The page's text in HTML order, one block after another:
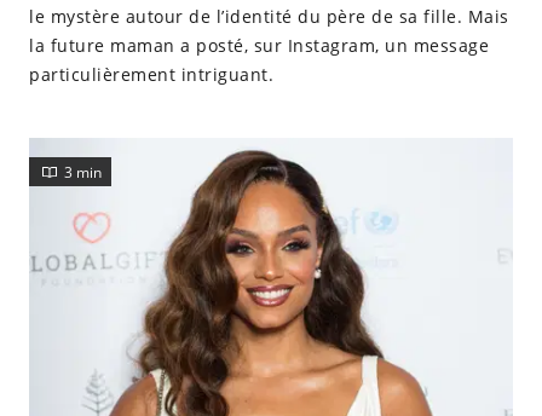
le mystère autour de l’identité du père de sa fille. Mais
la future maman a posté, sur Instagram, un message
particulièrement intriguant.
3 min